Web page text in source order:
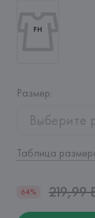
Размер:
Выберите
Таблица
64% 219,99